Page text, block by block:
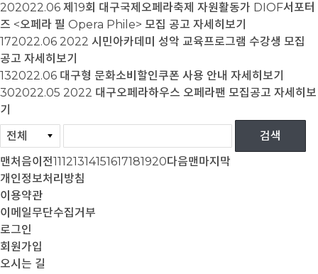
202022.06 제19회 대구국제오페라축제 자원활동가 DIOF서포터
즈 <오페라 필 Opera Phile> 모집 공고 자세히보기
172022.06 2022 시민아카데미 성악 교육프로그램 수강생 모집
공고 자세히보기
132022.06 대구형 문화소비할인쿠폰 사용 안내 자세히보기
302022.05 2022 대구오페라하우스 오페라팬 모집공고 자세히보
기
맨처음이전11121314151617181920다음맨마지막
개인정보처리방침
이용약관
이메일무단수집거부
로그인
회원가입
오시는 길